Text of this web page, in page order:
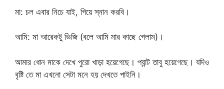
মা: চল এবার নিচে যাই, গিয়ে স্নান করবি।
আমি: মা আরেকটু ভিজি (বলে আমি মার কাছে গেলাম)।
আমার ধোন মাকে দেখে পুরো খাড়া হয়েগেছে। প্যান্ট তাবু হয়েগেছে। যদিও
বৃষ্টি তে মা এখনো সেটা মনে হয় দেখতে পাইনি।